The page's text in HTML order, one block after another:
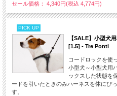
セール価格： 4,340円(税込 4,774円)
PICK UP
【SALE】小型犬
[1.5] - Tre Ponti
コードロックを使
小型犬～小型犬用
ックスした状態を
ードを引いたときのみハーネスを体にぴ
す。